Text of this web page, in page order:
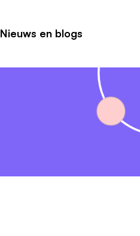
Nieuws en blogs